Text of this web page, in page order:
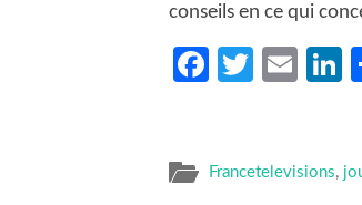
conseils en ce qui
Facebook
Francetelevisions,